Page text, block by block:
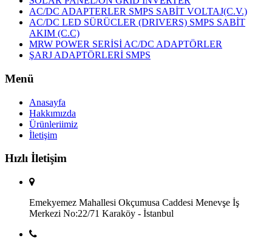
AC/DC ADAPTERLER SMPS SABİT VOLTAJ(C.V.)
AC/DC LED SÜRÜCLER (DRIVERS) SMPS SABİT
AKIM (C.C)
MRW POWER SERİSİ AC/DC ADAPTÖRLER
ŞARJ ADAPTÖRLERİ SMPS
Menü
Anasayfa
Hakkımızda
Ürünleriimiz
İletişim
Hızlı İletişim
Emekyemez Mahallesi Okçumusa Caddesi Menevşe İş
Merkezi No:22/71 Karaköy - İstanbul